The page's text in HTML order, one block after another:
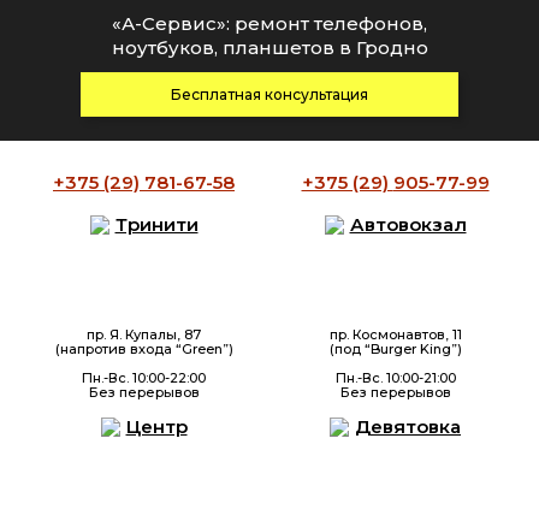
+375 (29) 781-67-58 +375 (29) 905-77-99
Тринити
пр. Я. Купалы, 87
(напротив входа “Green”)
Пн.-Вс. 10:00-22:00
Без перерывов
Автовокзал
пр. Космонавтов, 11
(под “Burger King”)
Пн.-Вс. 10:00-21:00
Без перерывов
Центр Девятовка
«А-Сервис»: ремонт телефонов,
ноутбуков, планшетов в Гродно
Бесплатная консультация